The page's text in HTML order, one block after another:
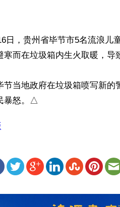
日，贵州省毕节市5名流浪儿
寒而在垃圾箱内生火取暖，导
节当地政府在垃圾箱喷写新的
暴怒。△